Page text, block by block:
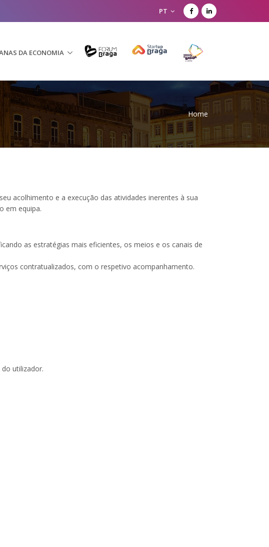
PT
DA ECONOMIA
Home
acolhimento e a execução das atividades inerentes à sua
em equipa.
as estratégias mais eficientes, os meios e os canais de
contratualizados, com o respetivo acompanhamento.
utilizador.